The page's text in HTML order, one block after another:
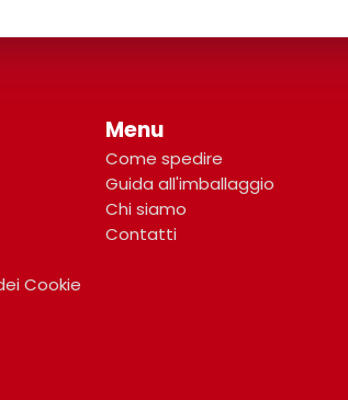
Cookie
Menu
Come spedire
Guida all'imballaggio
Chi siamo
Contatti